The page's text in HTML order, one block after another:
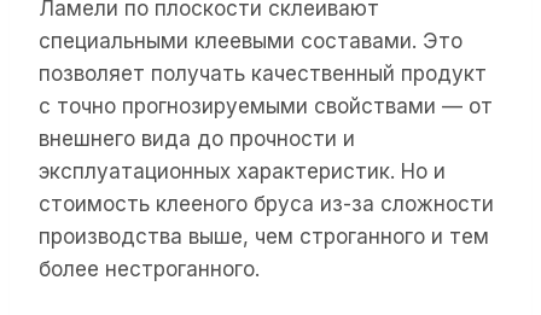
Ламели по плоскости склеивают
специальными клеевыми составами. Это
позволяет получать качественный продукт
с точно прогнозируемыми свойствами — от
внешнего вида до прочности и
эксплуатационных характеристик. Но и
стоимость клееного бруса из-за сложности
производства выше, чем строганного и тем
более нестроганного.